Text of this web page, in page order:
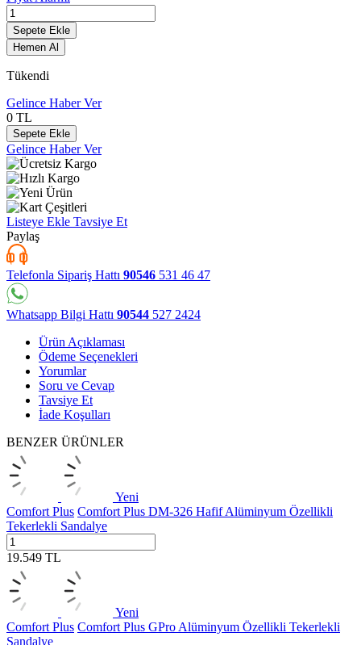
Sepete Ekle
Hemen Al
Tükendi
Gelince Haber Ver
0 TL
Sepete Ekle
Gelince Haber Ver
Listeye Ekle Tavsiye Et
Paylaş
Telefonla Sipariş Hattı 90546 531 46 47
Whatsapp Bilgi Hattı 90544 527 2424
Ürün Açıklaması
Ödeme Seçenekleri
Yorumlar
Soru ve Cevap
Tavsiye Et
İade Koşulları
BENZER ÜRÜNLER
Yeni
Comfort Plus Comfort Plus DM-326 Hafif Alüminyum Özellikli
Tekerlekli Sandalye
19.549 TL
Yeni
Comfort Plus Comfort Plus GPro Alüminyum Özellikli Tekerlekli
Sandalye